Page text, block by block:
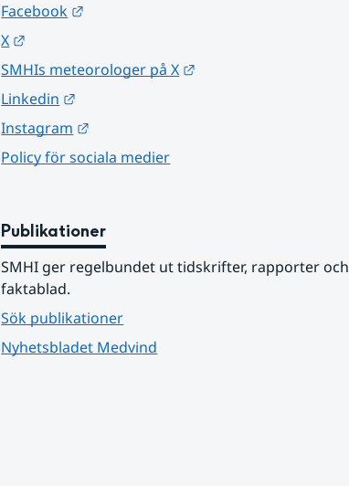
Facebook
X
SMHIs meteorologer på X
Linkedin
Instagram
Policy för sociala medier
Publikationer
SMHI ger regelbundet ut tidskrifter, rapporter och
faktablad.
Sök publikationer
Nyhetsbladet Medvind